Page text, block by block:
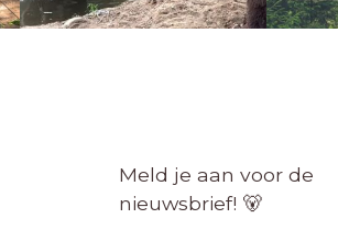
Meld je aan voor de
nieuwsbrief! 🐻